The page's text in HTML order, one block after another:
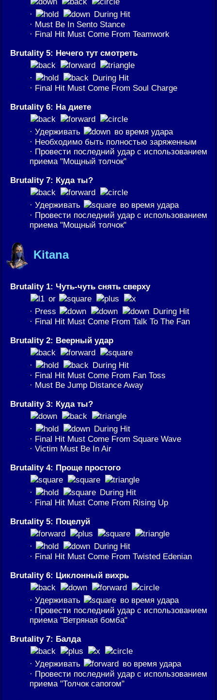
·
During Hit
· Must Be In Sento Stance
· Final Hit Must Come From Teamwork
Brutality 5: Нечего тут смотреть
·
During Hit
· Final Hit Must Come From Soul Charge
Brutality 6: На диете
· Удерживать
во время удара
· Необходимо быть полностью заряженным
· Провести последний удар с использованием
приема "Мощный толчок"
Brutality 7: Куда ты?
· Удерживать
во время удара
· Провести последний удар с использованием
приема "Мощный толчок"
Kitana
Brutality 1: Чуть-чуть снять сверху
or
· Press
During Hit
· Final Hit Must Come From Talk To The Fan
Brutality 2: Веерный удар
·
During Hit
· Final Hit Must Come From Fan Toss
· Must Be Jump Distance Away
Brutality 3: Куда ты?
·
During Hit
· Final Hit Must Come From Square Wave
· Victim Must Be In Air
Brutality 4: Проще простого
·
During Hit
· Final Hit Must Come From Rising Up
Brutality 5: Поцелуй
·
During Hit
· Final Hit Must Come From Twisted Edenian
Brutality 6: Циклонный вихрь
· Удерживать
во время удара
· Провести последний удар с использованием
приема "Ветряная бомба"
Brutality 7: Балда
· Удерживать
во время удара
· Провести последний удар с использованием
приема "Толчок сапогом"